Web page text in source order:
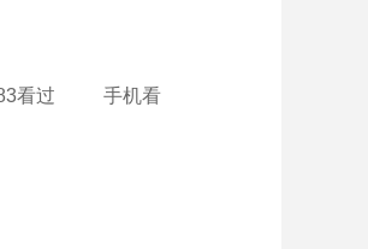
看过 手机看